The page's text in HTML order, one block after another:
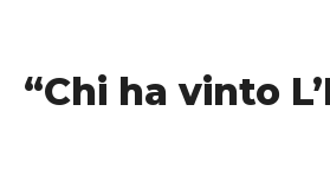
“Chi ha vinto